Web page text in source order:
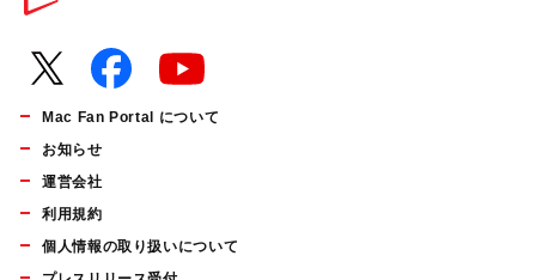
Mac Fan Portal について
お知らせ
運営会社
利用規約
個人情報の取り扱いについて